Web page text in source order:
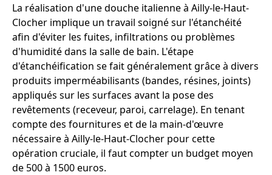
La réalisation d'une douche italienne à Ailly-le-Haut-
Clocher implique un travail soigné sur l'étanchéité
afin d'éviter les fuites, infiltrations ou problèmes
d'humidité dans la salle de bain. L'étape
d'étanchéification se fait généralement grâce à divers
produits imperméabilisants (bandes, résines, joints)
appliqués sur les surfaces avant la pose des
revêtements (receveur, paroi, carrelage). En tenant
compte des fournitures et de la main-d'œuvre
nécessaire à Ailly-le-Haut-Clocher pour cette
opération cruciale, il faut compter un budget moyen
de 500 à 1500 euros.